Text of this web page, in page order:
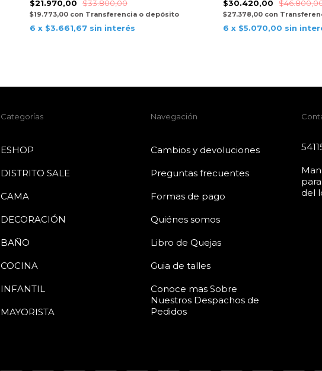
$21.970,00 $33.800,00
$19.773,00 con Transferencia o depósito
6 x $3.661,67 sin interés
$30.420,00
$27.378,00 con
6 x $5.070,00 sin
Categorías
ESHOP
DISTRITO SALE
CAMA
DECORACIÓN
BAÑO
COCINA
INFANTIL
MAYORISTA
Navegación
Cambios y devoluciones
Preguntas frecuentes
Formas de pago
Quiénes somos
Libro de Quejas
Guia de talles
Conoce mas Sobre
Nuestros Despachos de
Pedidos
del